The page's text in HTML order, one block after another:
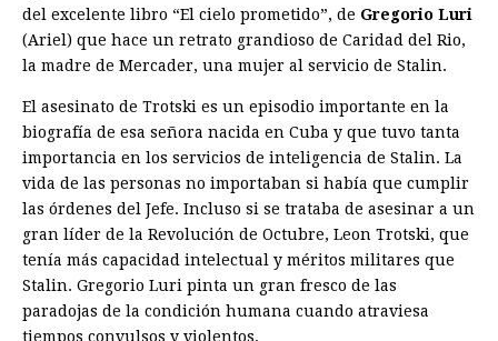
del excelente libro “El cielo prometido”, de Gregorio Luri
(Ariel) que hace un retrato grandioso de Caridad del Rio,
la madre de Mercader, una mujer al servicio de Stalin.
El asesinato de Trotski es un episodio importante en la
biografía de esa señora nacida en Cuba y que tuvo tanta
importancia en los servicios de inteligencia de Stalin. La
vida de las personas no importaban si había que cumplir
las órdenes del Jefe. Incluso si se trataba de asesinar a un
gran líder de la Revolución de Octubre, Leon Trotski, que
tenía más capacidad intelectual y méritos militares que
Stalin. Gregorio Luri pinta un gran fresco de las
paradojas de la condición humana cuando atraviesa
tiempos convulsos y violentos.